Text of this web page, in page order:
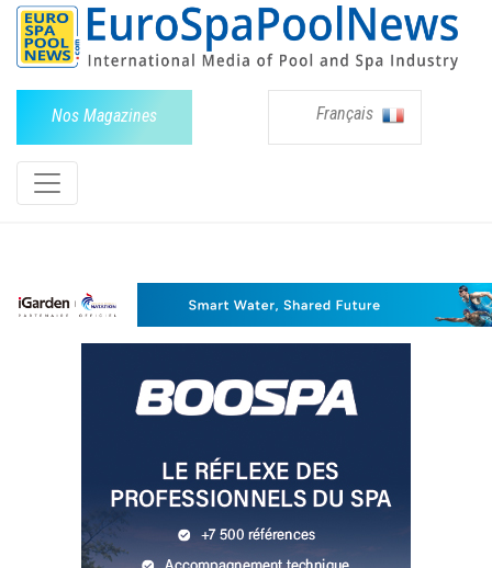
Nos Magazines Français